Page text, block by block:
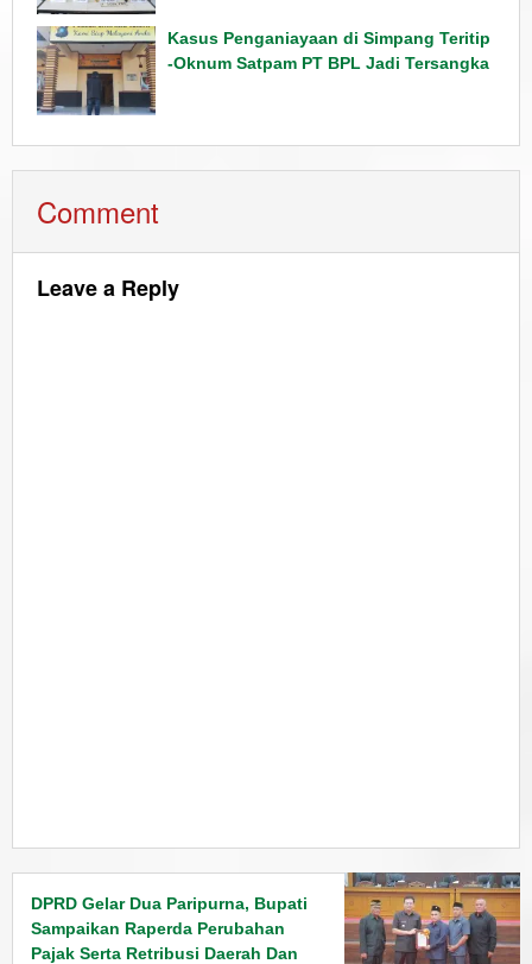
Kasus Penganiayaan di Simpang Teritip
-Oknum Satpam PT BPL Jadi Tersangka
Comment
Leave a Reply
DPRD Gelar Dua Paripurna, Bupati
Sampaikan Raperda Perubahan
Pajak Serta Retribusi Daerah Dan